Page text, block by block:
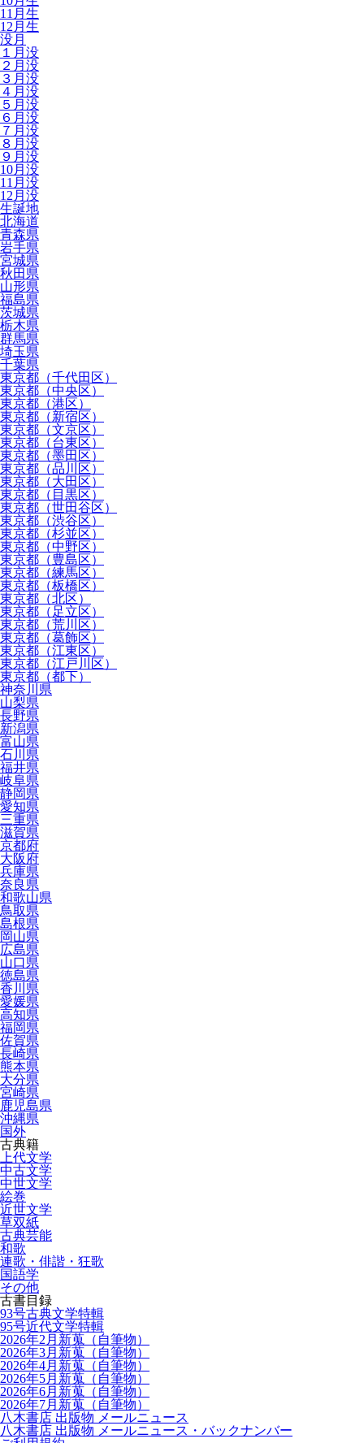
11月生
12月生
没月
１月没
２月没
３月没
４月没
５月没
６月没
７月没
８月没
９月没
10月没
11月没
12月没
生誕地
北海道
青森県
岩手県
宮城県
秋田県
山形県
福島県
茨城県
栃木県
群馬県
埼玉県
千葉県
東京都（千代田区）
東京都（中央区）
東京都（港区）
東京都（新宿区）
東京都（文京区）
東京都（台東区）
東京都（墨田区）
東京都（品川区）
東京都（大田区）
東京都（目黒区）
東京都（世田谷区）
東京都（渋谷区）
東京都（杉並区）
東京都（中野区）
東京都（豊島区）
東京都（練馬区）
東京都（板橋区）
東京都（北区）
東京都（足立区）
東京都（荒川区）
東京都（葛飾区）
東京都（江東区）
東京都（江戸川区）
東京都（都下）
神奈川県
山梨県
長野県
新潟県
富山県
石川県
福井県
岐阜県
静岡県
愛知県
三重県
滋賀県
京都府
大阪府
兵庫県
奈良県
和歌山県
鳥取県
島根県
岡山県
広島県
山口県
徳島県
香川県
愛媛県
高知県
福岡県
佐賀県
長崎県
熊本県
大分県
宮崎県
鹿児島県
沖縄県
国外
古典籍
上代文学
中古文学
中世文学
絵巻
近世文学
草双紙
古典芸能
和歌
連歌・俳諧・狂歌
国語学
その他
古書目録
93号古典文学特輯
95号近代文学特輯
2026年2月新蒐（自筆物）
2026年3月新蒐（自筆物）
2026年4月新蒐（自筆物）
2026年5月新蒐（自筆物）
2026年6月新蒐（自筆物）
2026年7月新蒐（自筆物）
八木書店 出版物 メールニュース
八木書店 出版物 メールニュース・バックナンバー